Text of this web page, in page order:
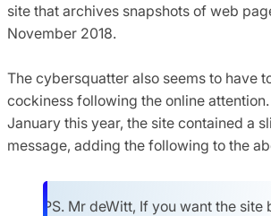
site that archives snapshots of web
November 2018.
The cybersquatter also seems to have
cockiness following the online
January this year, the site contained a
message, adding the following to the
PS. Mr deWitt, If you want the site